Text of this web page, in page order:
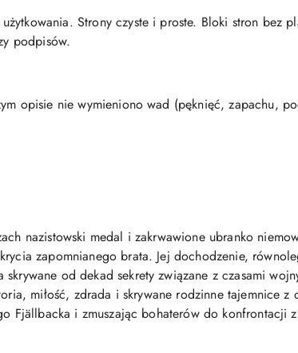
Strony czyste i proste. Bloki stron bez
podpisów.
opisie nie wymieniono wad (pęknięć, zapachu,
nazistowski medal i zakrwawione ubranko
zapomnianego brata. Jej dochodzenie,
od dekad sekrety związane z czasami
miłość, zdrada i skrywane rodzinne tajemnice
Fjällbacka i zmuszając bohaterów do konfrontacji z